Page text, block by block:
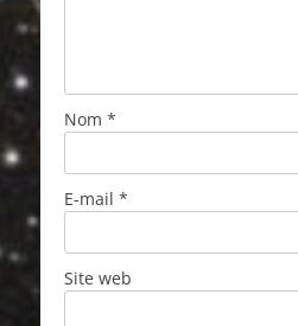
Nom *
E-mail *
Site web